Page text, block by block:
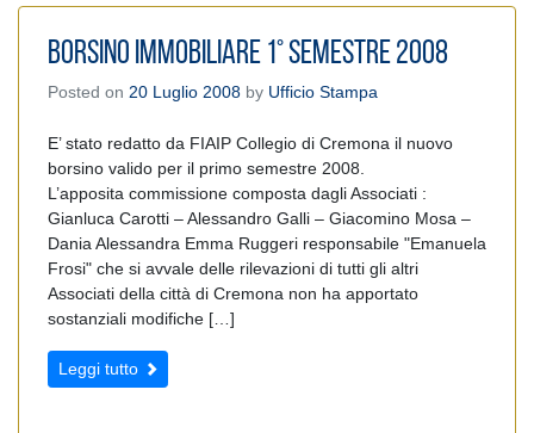
Borsino immobiliare 1° semestre 2008
Posted on 20 Luglio 2008 by Ufficio Stampa
E’ stato redatto da FIAIP Collegio di Cremona il nuovo
borsino valido per il primo semestre 2008.
L’apposita commissione composta dagli Associati :
Gianluca Carotti – Alessandro Galli – Giacomino Mosa –
Dania Alessandra Emma Ruggeri responsabile "Emanuela
Frosi" che si avvale delle rilevazioni di tutti gli altri
Associati della città di Cremona non ha apportato
sostanziali modifiche […]
Leggi tutto